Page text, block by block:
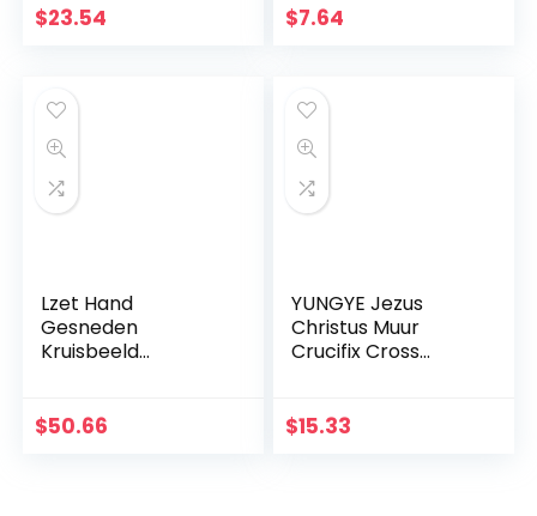
Huis
Grootte: 17,6 cm)
$23.54
Ornamenten Jezus
$7.64
Lzet Hand
Gesneden
Kruisbeeld
Hars Materiaal
$50.66
YUNGYE Jezus
Christus Muur
Crucifix Cross
Jezus Christus Op
$15.33